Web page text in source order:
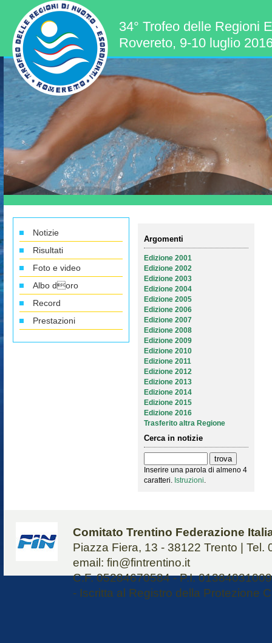
34° Trofeo delle Regioni
Rovereto, 9-10 luglio
Notizie
Risultati
Foto e video
Albo doro
Record
Prestazioni
Argomenti
Edizione 2001
Edizione 2002
Edizione 2003
Edizione 2004
Edizione 2005
Edizione 2006
Edizione 2007
Edizione 2008
Edizione 2009
Edizione 2010
Edizione 2011
Edizione 2012
Edizione 2013
Edizione 2014
Edizione 2015
Edizione 2016
Trasferito altra Regione
Cerca in notizie
Inserire una parola di almeno 4
caratteri. Istruzioni.
Comitato Trentino Federazione
Piazza Fiera, 13 - 38122 Trento |
email: fin@fintrentino.it
C.F. 05284670584 - P.I.
- Iscritta al Registro della Protezione